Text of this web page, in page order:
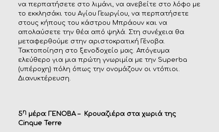
να περπατήσετε στο λιμάνι, να ανεβείτε στο λόφο με
το εκκλησάκι του Αγίου Γεωργίου, να περπατήσετε
στους κήπους του κάστρου Μπράουν και να
απολαύσετε την θέα από ψηλά. Στη συνέχεια θα
μεταφερθούμε στην αριστοκρατική Γένοβα.
Τακτοποίηση στο ξενοδοχείο μας. Απόγευμα
ελεύθερο για μια πρώτη γνωριμία με την Superba
(υπέροχη) πόλη όπως την ονομάζουν οι ντόπιοι.
Διανυκτέρευση.
5ημέρα: ΓΕΝΟΒΑ – Κρουαζιέρα στα χωριά της
Cinque Terre